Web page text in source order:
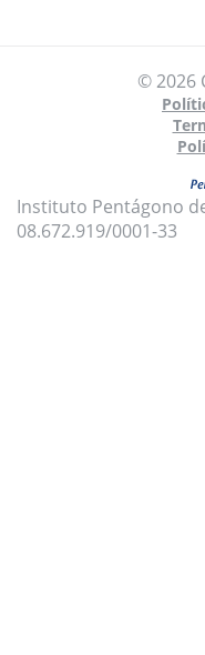
© 2026
Instituto Pentágono
08.672.919/0001-33